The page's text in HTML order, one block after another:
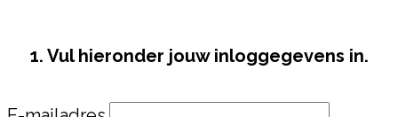
1. Vul hieronder jouw inloggegevens in.